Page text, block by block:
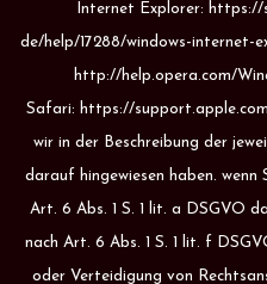
Internet Explorer:
de/help/17288/windows-internet-
http://help.opera.com/
Safari: https://
wir in der Beschreibung der
darauf hingewiesen haben. wenn
Art. 6 Abs. 1 S. 1 lit. a DSGVO
nach Art. 6 Abs. 1 S. 1 lit. f
oder Verteidigung von